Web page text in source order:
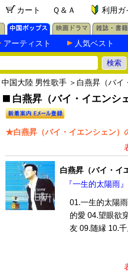
カート Ｑ＆Ａ 利用ガ
アーティスト 人気ベスト
中国大陸 男性歌手 ＞白燕昇（バイ
白燕昇（バイ・イエンシ
★白燕昇（バイ・イエンシェン）
白燕昇（バイ・イ
『一生的太陽雨
01.一生的太陽
的愛 04.望眼欲
友 09.随縁 10.